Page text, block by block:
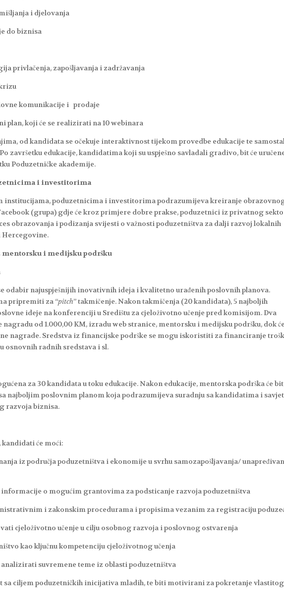
i djelovanja
do biznisa
privlačenja, zapošljavanja i zadržavanja
komunikacije i prodaje
koji će se realizirati na 10 webinara
od kandidata se očekuje interaktivnost tijekom provedbe edukacije te
završetku edukacije, kandidatima koji su uspješno savladali gradivo, bit će
Poduzetničke akademije.
i investitorima
institucijama, poduzetnicima i investitorima podrazumijeva kreiranje
(grupa) gdje će kroz primjere dobre prakse, poduzetnici iz privatnog
obrazovanja i podizanja svijesti o važnosti poduzetništva za dalji razvoj lokalnih
Hercegovine.
i medijsku podršku
odabir najuspješnijih inovativnih ideja i kvalitetno urađenih poslovnih planova.
pripremiti za “pitch” takmičenje. Nakon takmičenja (20 kandidata), 5 najboljih
ideje na konferenciji u Središtu za cjeloživotno učenje pred komisijom. Dva
od 1.000,00 KM, izradu web stranice, mentorsku i medijsku podršku, dok će
nagrade. Sredstva iz financijske podrške se mogu iskoristiti za financiranje
osnovnih radnih sredstava i sl.
za 30 kandidata u toku edukacije. Nakon edukacije, mentorska podrška će
najboljim poslovnim planom koja podrazumijeva suradnju sa kandidatima i
razvoja biznisa.
će moći:
iz područja poduzetništva i ekonomije u svrhu samozapošljavanja/
o mogućim grantovima za podsticanje razvoja poduzetništva
i zakonskim procedurama i propisima vezanim za registraciju
učenje u cilju osobnog razvoja i poslovnog ostvarenja
kao ključnu kompetenciju cjeloživotnog učenja
suvremene teme iz oblasti poduzetništva
poduzetničkih inicijativa mladih, te biti motivirani za pokretanje vlastitog